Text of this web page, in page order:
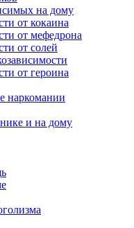
на дому
от кокаина
от мефедрона
от солей
от героина
наркомании
и на дому